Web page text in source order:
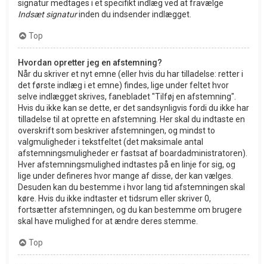
signatur medtages i et specifikt indlæg ved at fravælge
Indsæt signaturinden du indsender indlægget.
Top
Hvordan opretter jeg en afstemning?
Når du skriver et nyt emne (eller hvis du har tilladelse: retter i
det første indlæg i et emne) findes, lige under feltet hvor
selve indlægget skrives, fanebladet "Tilføj en afstemning".
Hvis du ikke kan se dette, er det sandsynligvis fordi du ikke har
tilladelse til at oprette en afstemning. Her skal du indtaste en
overskrift som beskriver afstemningen, og mindst to
valgmuligheder i tekstfeltet (det maksimale antal
afstemningsmuligheder er fastsat af boardadministratoren).
Hver afstemningsmulighed indtastes på en linje for sig, og
lige under defineres hvor mange af disse, der kan vælges.
Desuden kan du bestemme i hvor lang tid afstemningen skal
køre. Hvis du ikke indtaster et tidsrum eller skriver 0,
fortsætter afstemningen, og du kan bestemme om brugere
skal have mulighed for at ændre deres stemme.
Top